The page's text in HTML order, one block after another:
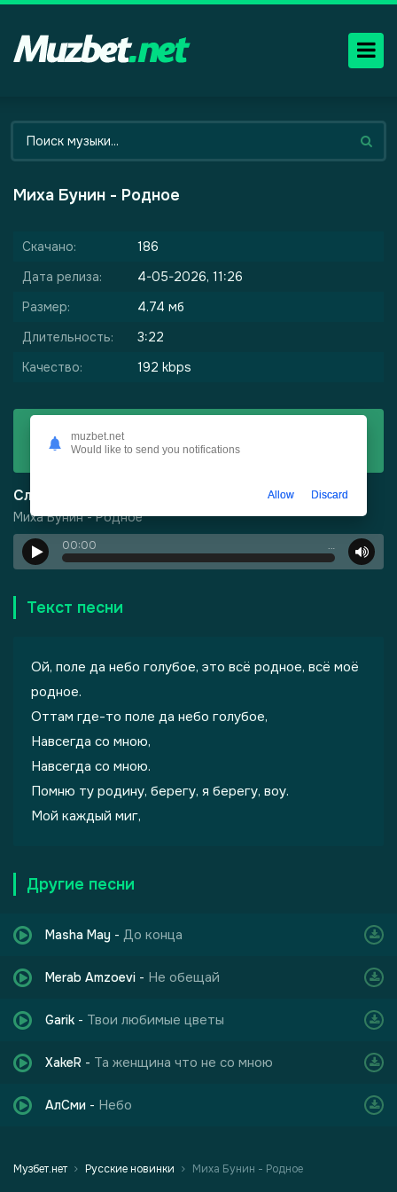
Миха Бунин - Родное
Скачано:
186
Дата релиза:
4-05-2026, 11:26
Размер:
4.74 мб
Длительность:
3:22
Качество:
192 kbps
Скачать
Миха Бунин - Родное
Слушать
Миха Бунин - Родное
00:00 …
Текст песни
Ой, поле да небо голубое, это всё родное, всё моё
родное.
Оттам где-то поле да небо голубое,
Навсегда со мною,
Навсегда со мною.
Помню ту родину, берегу, я берегу, воу.
Мой каждый миг,
Другие песни
Masha May - До конца
Merab Amzoevi - Не обещай
Garik - Твои любимые цветы
XakeR - Та женщина что не со мною
АлСми - Небо
Музбет.нет Русские новинки Миха Бунин - Родное
muzbet.net
Would like to send you notifications
Allow Discard